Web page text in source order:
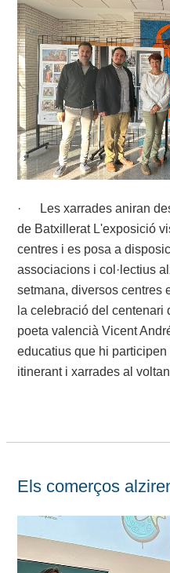
· Les xarrades aniran
de Batxillerat L'exposició
centres i es posa a
associacions i col·lectius
setmana, diversos centres
la celebració del centenari
poeta valencià Vicent
educatius que hi
itinerant i xarrades al
Els comerços